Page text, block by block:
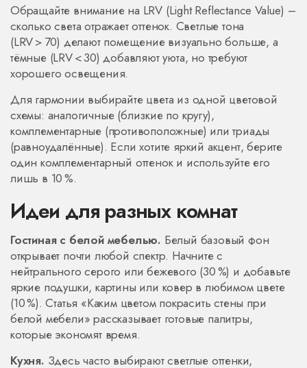
Обращайте внимание на LRV (Light Reflectance Value) –
сколько света отражает оттенок. Светлые тона
(LRV > 70) делают помещение визуально больше, а
тёмные (LRV < 30) добавляют уюта, но требуют
хорошего освещения.
Для гармонии выбирайте цвета из одной цветовой
схемы: аналогичные (близкие по кругу),
комплементарные (противоположные) или триады
(равноудалённые). Если хотите яркий акцент, берите
один комплементарный оттенок и используйте его
лишь в 10 %.
Идеи для разных комнат
Гостиная с белой мебелью. Белый базовый фон
открывает почти любой спектр. Начните с
нейтрального серого или бежевого (30 %) и добавьте
яркие подушки, картины или ковер в любимом цвете
(10 %). Статья «Каким цветом покрасить стены при
белой мебели» рассказывает готовые палитры,
которые экономят время.
Кухня. Здесь часто выбирают светлые оттенки,